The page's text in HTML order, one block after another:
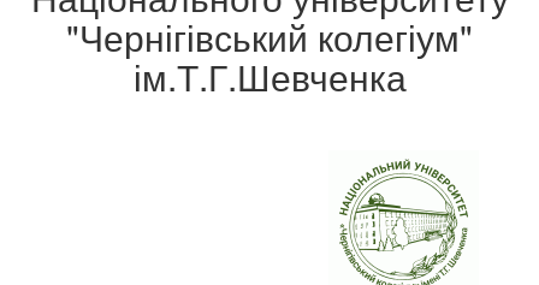
"Чернігівський колегіум"
ім.Т.Г.Шевченка